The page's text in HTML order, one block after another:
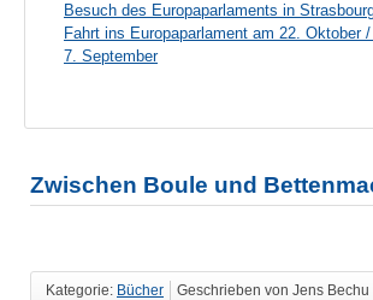
Besuch des Europaparlaments in
Fahrt ins Europaparlament am 22. Oktober
7. September
Zwischen Boule und
Kategorie: Bücher Geschrieben von Jens Bechu